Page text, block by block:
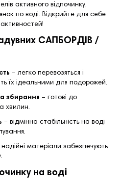
активного відпочинку,
по воді. Відкрийте для себе
САПБОРДІВ /
– легко перевозяться і
їх ідеальними для подорожей.
збирання – готові до
хвилин.
– відмінна стабільність на воді
надійні матеріали забезпечують
на воді